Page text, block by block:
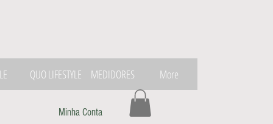
QUO LIFESTYLE MEDIDORES More
Minha Conta